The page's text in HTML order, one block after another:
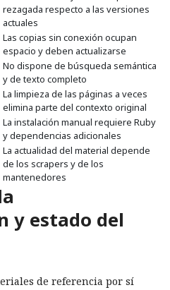
rezagada respecto a las versiones
actuales
Las copias sin conexión ocupan
espacio y deben actualizarse
No dispone de búsqueda semántica
y de texto completo
La limpieza de las páginas a veces
elimina parte del contexto original
La instalación manual requiere Ruby
y dependencias adicionales
La actualidad del material depende
de los scrapers y de los
mantenedores
y estado del
de referencia por sí